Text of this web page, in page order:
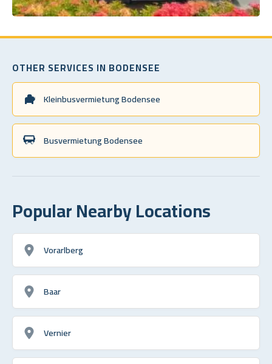
OTHER SERVICES IN BODENSEE
Kleinbusvermietung Bodensee
Busvermietung Bodensee
Popular Nearby Locations
Vorarlberg
Baar
Vernier